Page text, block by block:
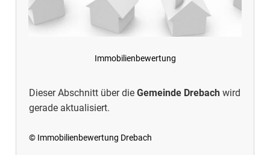
Immobilienbewertung
Dieser Abschnitt über die Gemeinde Drebach wird
gerade aktualisiert.
© Immobilienbewertung Drebach